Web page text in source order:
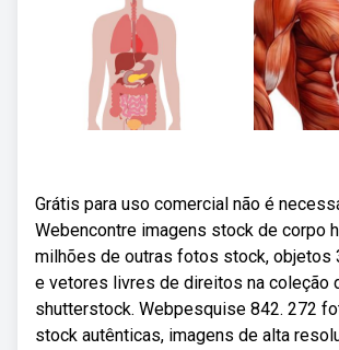
Grátis para uso comercial não é
Webencontre imagens stock de corpo
milhões de outras fotos stock, objetos
e vetores livres de direitos na coleção
shutterstock. Webpesquise 842. 272
stock autênticas, imagens de alta